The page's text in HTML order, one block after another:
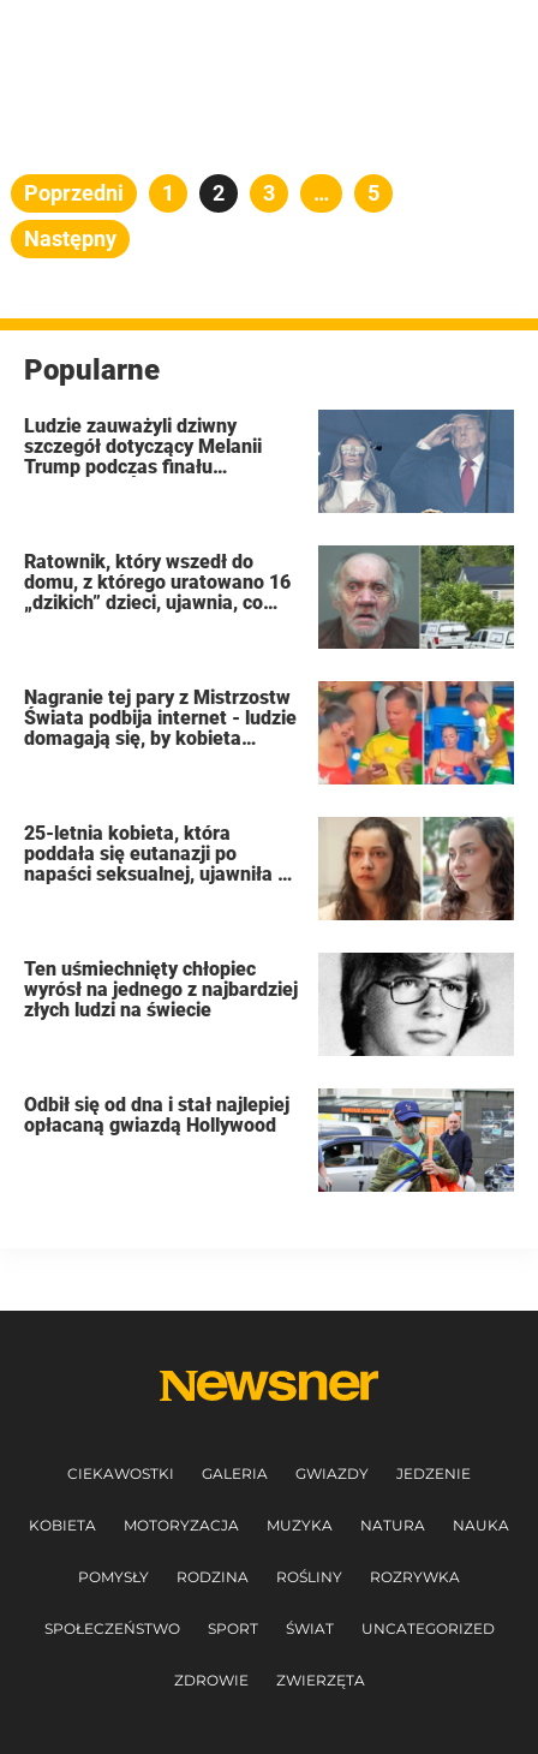
Stronicowanie
Poprzedni Strona
1 Strona
2 Strona
3 … Strona
5
Następny
Popularne
Ludzie zauważyli dziwny
szczegół dotyczący Melanii
Trump podczas finału
Ratownik, który wszedł do
domu, z którego uratowano 16
„dzikich” dzieci, ujawnia, co
Nagranie tej pary z Mistrzostw
Świata podbija internet - ludzie
domagają się, by kobieta
25-letnia kobieta, która
poddała się eutanazji po
napaści seksualnej, ujawniła w
Ten uśmiechnięty chłopiec
wyrósł na jednego z najbardziej
złych ludzi na świecie
Odbił się od dna i stał najlepiej
opłacaną gwiazdą Hollywood
CIEKAWOSTKI GALERIA GWIAZDY JEDZENIE
KOBIETA MOTORYZACJA MUZYKA NATURA NAUKA
POMYSŁY RODZINA ROŚLINY ROZRYWKA
SPOŁECZEŃSTWO SPORT ŚWIAT UNCATEGORIZED
ZDROWIE ZWIERZĘTA